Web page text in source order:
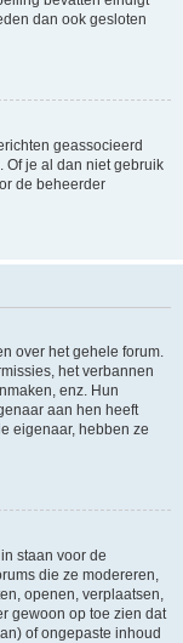
dan ook gesloten
geassocieerd
Of je al dan niet gebruik
de beheerder
over het gehele forum.
het verbannen
enz. Hun
aan hen heeft
eigenaar, hebben ze
staan voor de
die ze modereren,
openen, verplaatsen,
gewoon op toe zien dat
of ongepaste inhoud